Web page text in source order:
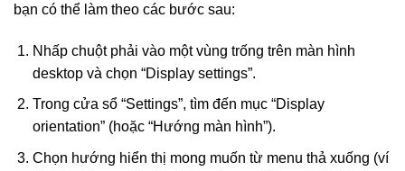
bạn có thể làm theo các bước sau:
Nhấp chuột phải vào một vùng trống trên màn hình
desktop và chọn “Display settings”.
Trong cửa sổ “Settings”, tìm đến mục “Display
orientation” (hoặc “Hướng màn hình”).
Chọn hướng hiển thị mong muốn từ menu thả xuống (ví